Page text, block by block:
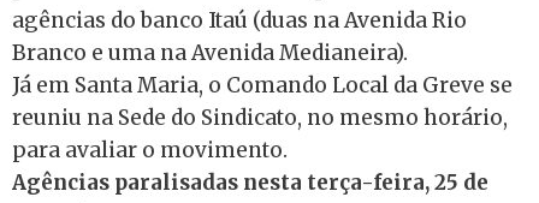
agências do banco Itaú (duas na Avenida Rio
Branco e uma na Avenida Medianeira).
Já em Santa Maria, o Comando Local da Greve se
reuniu na Sede do Sindicato, no mesmo horário,
para avaliar o movimento.
Agências paralisadas nesta terça-feira, 25 de